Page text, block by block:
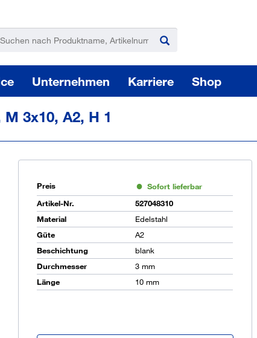
Unternehmen Karriere Shop
3x10, A2, H 1
Preis
Sofort lieferbar
Artikel-Nr.
527048310
Material
Edelstahl
Güte
A2
Beschichtung
blank
Durchmesser
3 mm
Länge
10 mm